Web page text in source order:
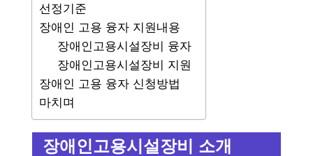
선정기준
장애인 고용 융자 지원내용
장애인고용시설장비 융자
장애인고용시설장비 지원
장애인 고용 융자 신청방법
마치며
장애인고용시설장비 소개